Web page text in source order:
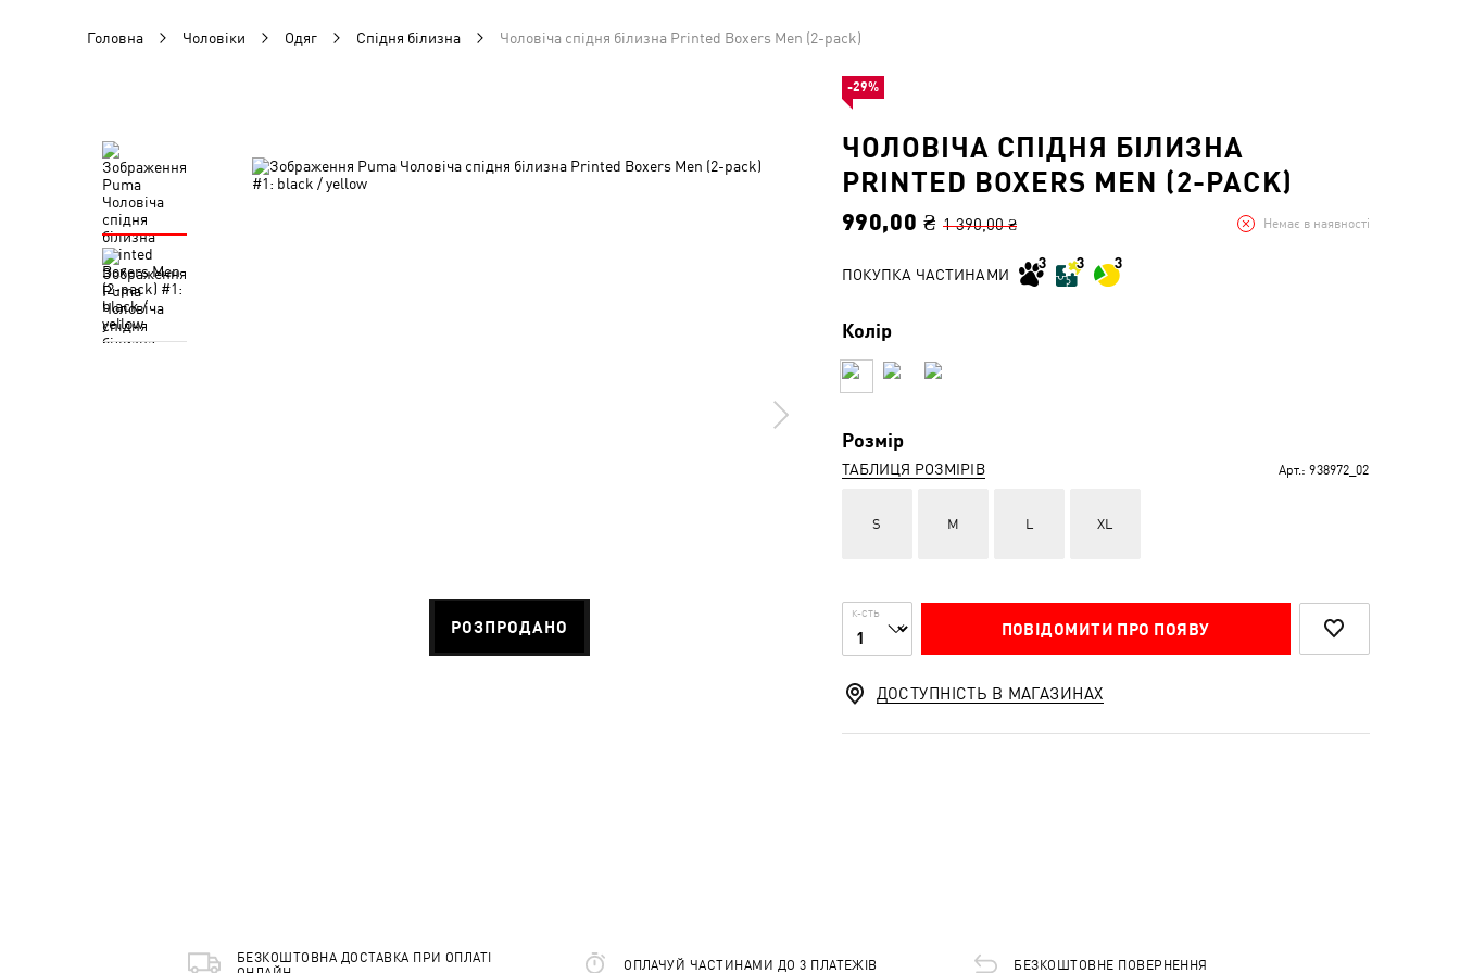
Головна Чоловіки Одяг Спідня білизна Чоловіча спідня білизна Printed Boxers Men (2-pack)
РОЗПРОДАНО
ЧОЛОВІЧА СПІДНЯ БІЛИЗНА
PRINTED BOXERS MEN (2-PACK)
990,00 ₴ 1 390,00 ₴ Немає в наявності
ПОКУПКА ЧАСТИНАМИ
Колір
Розмір
ТАБЛИЦЯ РОЗМІРІВ Арт.: 938972_02
S M L XL
К-СТЬ
ПОВІДОМИТИ ПРО ПОЯВУ
-29%
ДОСТУПНІСТЬ В МАГАЗИНАХ
БЕЗКОШТОВНА ДОСТАВКА ПРИ ОПЛАТІ
ОПЛАЧУЙ ЧАСТИНАМИ ДО 3 ПЛАТЕЖІВ БЕЗКОШТОВНЕ ПОВЕРНЕННЯ